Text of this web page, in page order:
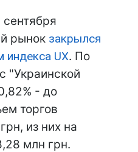
рынок закрылся
индекса UX. По
"Украинской
- до
торгов
из них на
млн грн.